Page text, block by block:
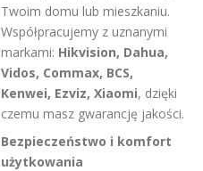
Twoim domu lub mieszkaniu.
Współpracujemy z uznanymi
markami: Hikvision, Dahua,
Vidos, Commax, BCS,
Kenwei, Ezviz, Xiaomi, dzięki
czemu masz gwarancję jakości.
Bezpieczeństwo i komfort
użytkowania